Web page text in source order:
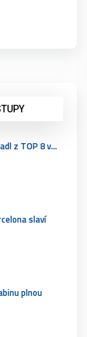
z TOP 8 v…
slaví
plnou